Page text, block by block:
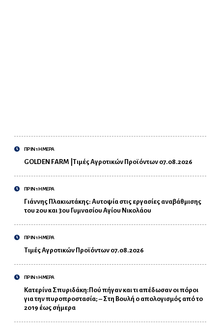
ΠΡΙΝ 1 ΗΜΕΡΑ
GOLDEN FARM |Τιμές Αγροτικών Προϊόντων 07.08.2026
ΠΡΙΝ 1 ΗΜΕΡΑ
Γιάννης Πλακιωτάκης: Αυτοψία στις εργασίες αναβάθμισης
του 2ου και 3ου Γυμνασίου Αγίου Νικολάου
ΠΡΙΝ 1 ΗΜΕΡΑ
Τιμές Αγροτικών Προϊόντων 07.08.2026
ΠΡΙΝ 1 ΗΜΕΡΑ
Κατερίνα Σπυριδάκη:Πού πήγαν και τι απέδωσαν οι πόροι
για την πυροπροστασία; – Στη Βουλή ο απολογισμός από το
2019 έως σήμερα